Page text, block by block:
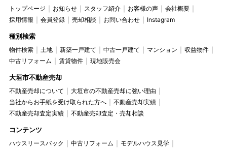
トップページ お知らせ スタッフ紹介 お客様の声
会社概要
採用情報
会員登録 売却相談 お問い合わせ Instagram
種別検索
物件検索 土地 新築一戸建て 中古一戸建て マンション
収益物件
中古リフォーム
賃貸物件 現地販売会
大垣市不動産売却
不動産売却について
大垣市の不動産売却に強い理由
当社からお手紙を受け取られた方へ
不動産売却実績
不動産売却査定実績
不動産売却査定・売却相談
コンテンツ
ハウスリースバック 中古リフォーム
モデルハウス見学